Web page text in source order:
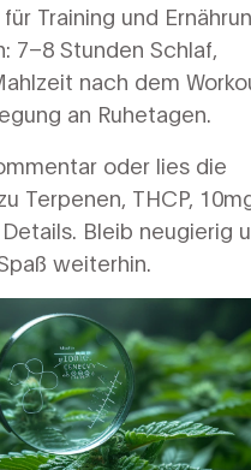
Training und
7–8 Stunden Schlaf,
nach dem
an Ruhetagen.
oder lies die
Terpenen, THCP,
Bleib neugierig
weiterhin.